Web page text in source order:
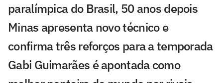
paralímpica do Brasil, 50 anos depois
Minas apresenta novo técnico e
confirma três reforços para a temporada
Gabi Guimarães é apontada como